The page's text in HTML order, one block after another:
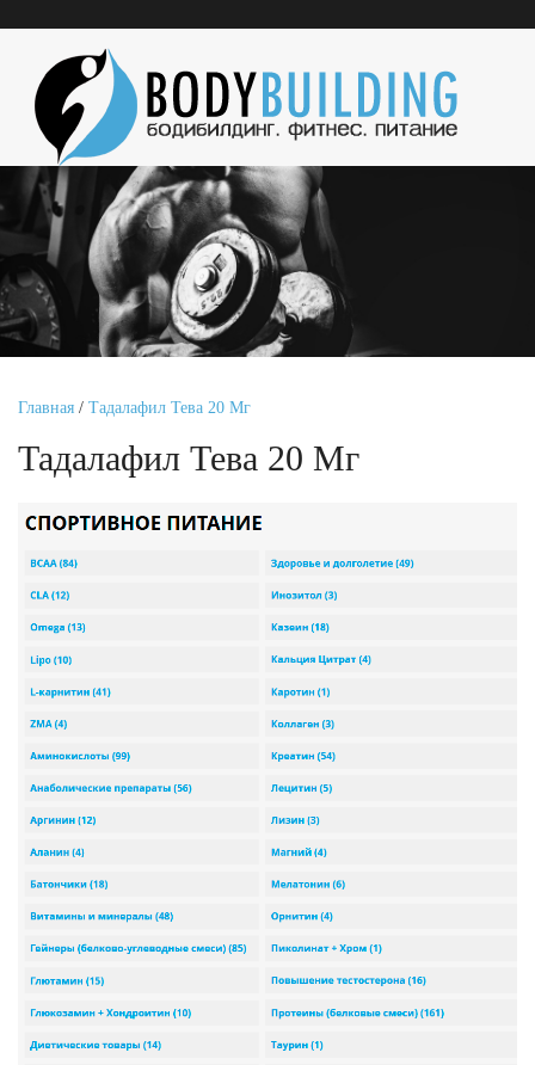
Главная / Тадалафил Тева 20 Мг
Тадалафил Тева 20 Мг